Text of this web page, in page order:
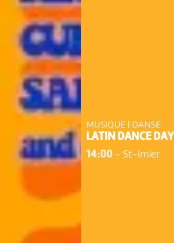
MUSIQUE | DANSE
LATIN DANCE DAY
14:00- St-Imier